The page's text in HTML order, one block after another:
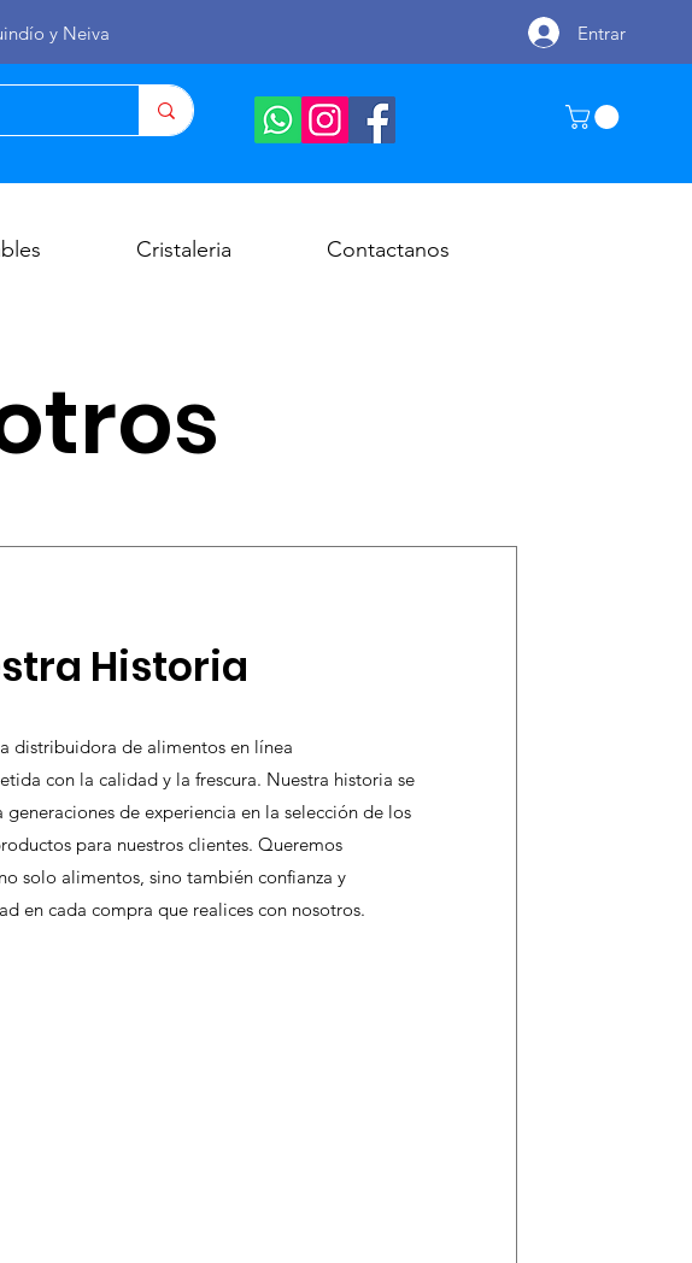
y Neiva Entrar
Cristaleria Contactanos
Historia
distribuidora de alimentos en línea
con la calidad y la frescura. Nuestra historia se
generaciones de experiencia en la selección de los
para nuestros clientes. Queremos
solo alimentos, sino también confianza y
en cada compra que realices con nosotros.